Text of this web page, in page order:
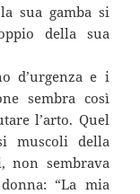
sua gamba si
della sua
d’urgenza e i
sembra così
l’arto. Quel
muscoli della
non sembrava
“La mia